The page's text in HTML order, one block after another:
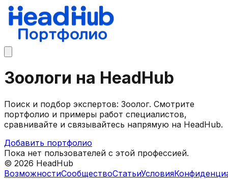
Зоологи на HeadHub
Поиск и подбор экспертов: Зоолог. Смотрите
портфолио и примеры работ специалистов,
сравнивайте и связывайтесь напрямую на HeadHub.
Добавить портфолио
Пока нет пользователей с этой профессией.
© 2026 HeadHub
ВозможностиСообществоСтатьиУсловия